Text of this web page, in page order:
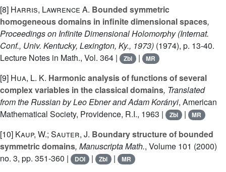
[8] Harris, Lawrence A. Bounded symmetric
homogeneous domains in infinite dimensional spaces,
Proceedings on Infinite Dimensional Holomorphy (Internat.
Conf., Univ. Kentucky, Lexington, Ky., 1973) (1974), p. 13-40.
Lecture Notes in Math., Vol. 364 |
Zbl | MR
[9] Hua, L. K. Harmonic analysis of functions of several
complex variables in the classical domains, Translated
from the Russian by Leo Ebner and Adam Korányi, American
Mathematical Society, Providence, R.I., 1963 |
Zbl | MR
[10] Kaup, W.; Sauter, J. Boundary structure of bounded
symmetric domains, Manuscripta Math., Volume 101 (2000)
no. 3, pp. 351-360 |
DOI | Zbl | MR